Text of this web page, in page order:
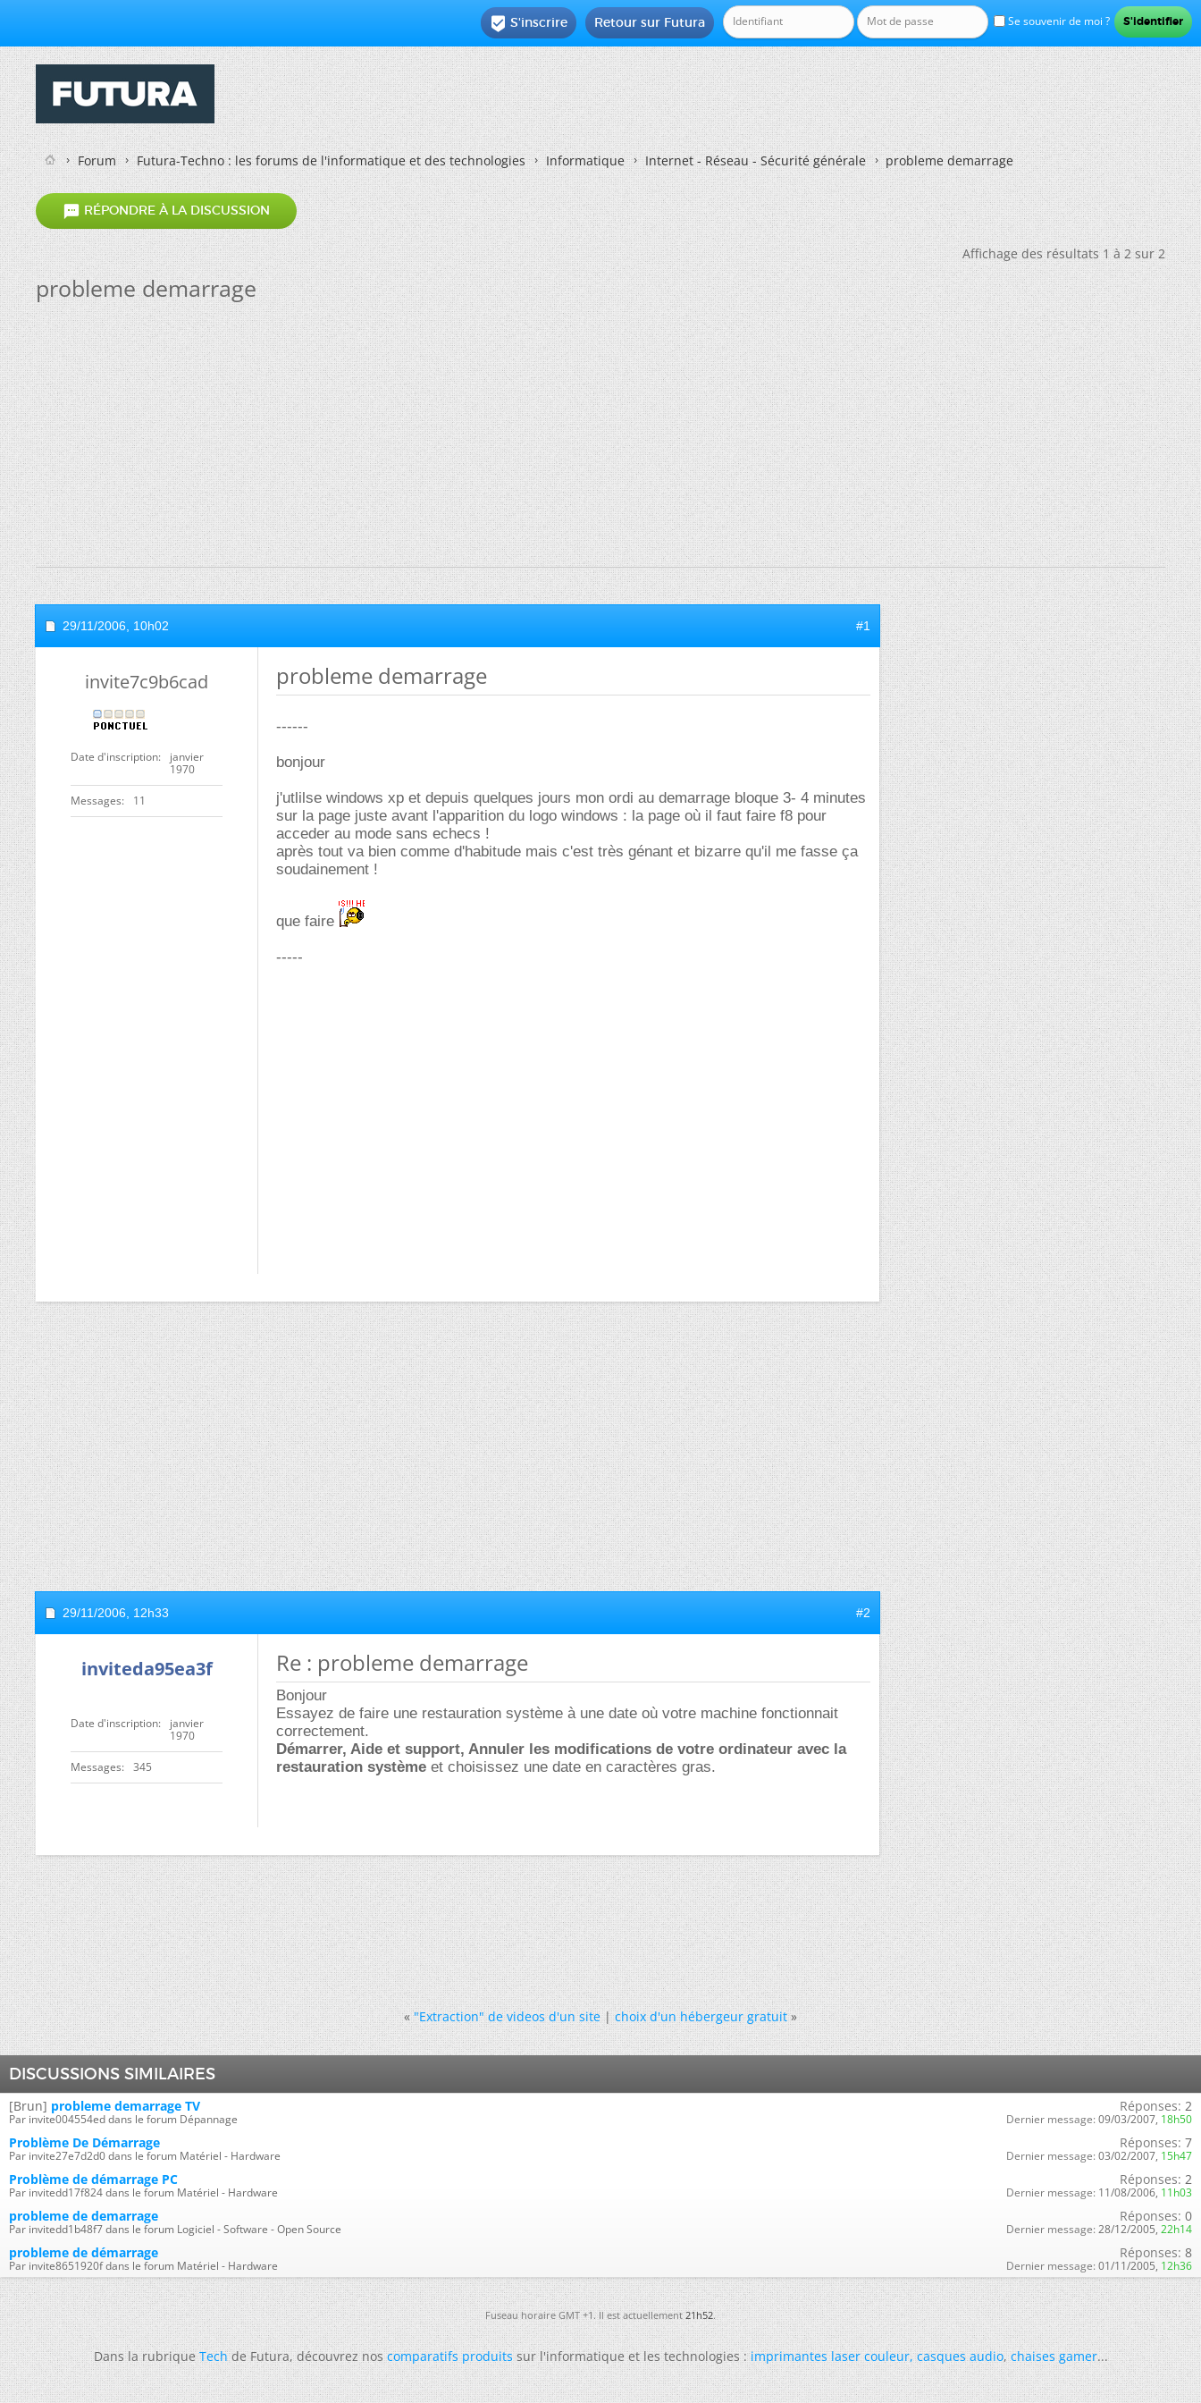
Se souvenir de moi ?
Retour sur Futura
 S'inscrire
Forum Futura-Techno : les forums de l'informatique et des technologies Informatique Internet - Réseau - Sécurité générale probleme demarrage
 RÉPONDRE À LA DISCUSSION
Affichage des résultats 1 à 2 sur 2
probleme demarrage
29/11/2006, 10h02 #1
invite7c9b6cad
Date d'inscription
janvier
1970
Messages 11
probleme demarrage
------
bonjour
j'utlilse windows xp et depuis quelques jours mon ordi au demarrage bloque 3- 4 minutes
sur la page juste avant l'apparition du logo windows : la page où il faut faire f8 pour
acceder au mode sans echecs !
après tout va bien comme d'habitude mais c'est très génant et bizarre qu'il me fasse ça
soudainement !
que faire
-----
29/11/2006, 12h33 #2
inviteda95ea3f
Date d'inscription
janvier
1970
Messages 345
Re : probleme demarrage
Bonjour
Essayez de faire une restauration système à une date où votre machine fonctionnait
correctement.
Démarrer, Aide et support, Annuler les modifications de votre ordinateur avec la
restauration système et choisissez une date en caractères gras.
« "Extraction" de videos d'un site|choix d'un hébergeur gratuit »
DISCUSSIONS SIMILAIRES
[Brun] probleme demarrage TV
Par invite004554ed dans le forum Dépannage
Réponses: 2
Dernier message: 09/03/2007, 18h50
Problème De Démarrage
Par invite27e7d2d0 dans le forum Matériel - Hardware
Réponses: 7
Dernier message: 03/02/2007, 15h47
Problème de démarrage PC
Par invitedd17f824 dans le forum Matériel - Hardware
Réponses: 2
Dernier message: 11/08/2006, 11h03
probleme de demarrage
Par invitedd1b48f7 dans le forum Logiciel - Software - Open Source
Réponses: 0
Dernier message: 28/12/2005, 22h14
probleme de démarrage
Par invite8651920f dans le forum Matériel - Hardware
Réponses: 8
Dernier message: 01/11/2005, 12h36
Fuseau horaire GMT +1. Il est actuellement21h52.
Dans la rubriqueTechde Futura, découvrez noscomparatifs produitssur l'informatique et les technologies :imprimantes laser couleur,casques audio,chaises gamer...